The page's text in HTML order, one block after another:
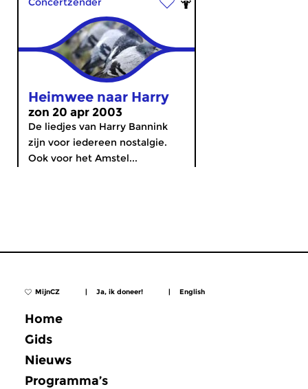
Heimwee naar Harry
zon 20 apr 2003
De liedjes van Harry Bannink
zijn voor iedereen nostalgie.
Ook voor het Amstel...
MijnCZ | Ja, ik doneer! | English
Home
Gids
Nieuws
Programma’s